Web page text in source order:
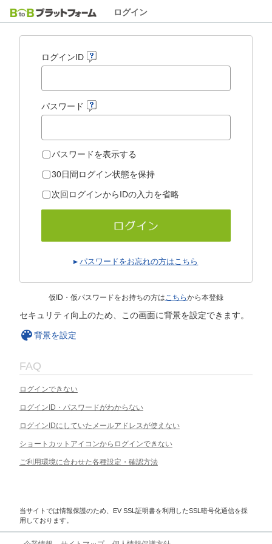
ログイン
ログインID
パスワード
パスワードを表示する
30日間ログイン状態を保持
次回ログインからIDの入力を省略
パスワードをお忘れの方はこちら
仮ID・仮パスワードをお持ちの方はこちらから本登録
セキュリティ向上のため、この画面に背景を設定できます。
背景を設定
FAQ
ログインできない
ログインID・パスワードがわからない
ログインIDにしていたメールアドレスが使えない
ショートカットアイコンからログインできない
ご利用環境に合わせた各種設定・確認方法
当サイトでは情報保護のため、EV SSL証明書を利用したSSL暗号化通信を採
用しております。